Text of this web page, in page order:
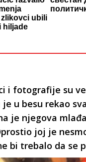
ubili
hiljade
i fotografije su
u besu rekao
je njegova
joj je
bi trebalo da se